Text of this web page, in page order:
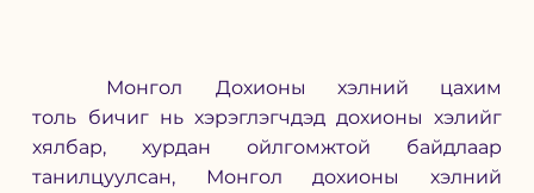
	Монгол
Дохионы хэлний цахим
толь бичиг нь хэрэглэгчдэд дохионы хэлийг
хялбар, хурдан ойлгомжтой байдлаар
танилцуулсан, Монгол дохионы хэлний